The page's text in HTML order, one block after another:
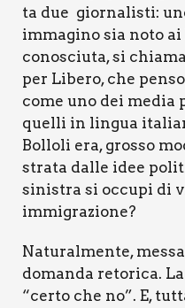
ta due gior­na­li­sti:
imma­gi­no sia noto
cono­sciu­ta, si
per Libe­ro, che
come uno dei
quel­li in lin­gua
Bol­lo­li era, gros­so
stra­ta dal­le idee
sini­stra si occu­pi di
immi­gra­zio­ne?
Natu­ral­men­te,
doman­da reto­ri­ca.
“cer­to che no”. E,